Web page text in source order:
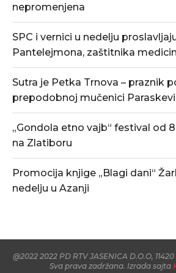
nepromenjena
SPC i vernici u nedelju
Pantelejmona, zaštitnika
Sutra je Petka Trnova – praznik
prepodobnoj mučenici Paraskevi
„Gondola etno vajb“ festival od
na Zlatiboru
Promocija knjige „Blagi dani“
nedelju u Azanji
@2022 2022 PD RTV JASENICA D.O.O,
Sva prava zadržana. Izrada sajta